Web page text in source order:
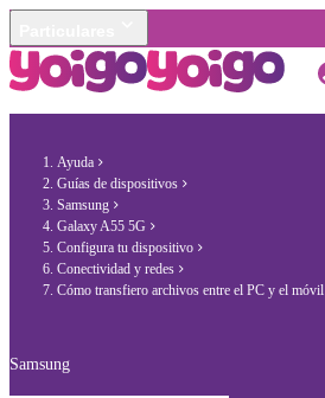
Ayuda
Guías de dispositivos
Samsung
Galaxy A55 5G
Configura tu dispositivo
Conectividad y redes
Cómo transfiero archivos entre el PC y el móvil
Samsung